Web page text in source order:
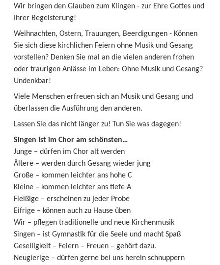
Wir bringen den Glauben zum Klingen - zur Ehre Gottes und
Ihrer Begeisterung!
Weihnachten, Ostern, Trauungen, Beerdigungen - Können
Sie sich diese kirchlichen Feiern ohne Musik und Gesang
vorstellen? Denken Sie mal an die vielen anderen frohen
oder traurigen Anlässe im Leben: Ohne Musik und Gesang?
Undenkbar!
Viele Menschen erfreuen sich an Musik und Gesang und
überlassen die Ausführung den anderen.
Lassen Sie das nicht länger zu! Tun Sie was dagegen!
Singen ist im Chor am schönsten…
Junge – dürfen im Chor alt werden
Ältere – werden durch Gesang wieder jung
Große – kommen leichter ans hohe C
Kleine – kommen leichter ans tiefe A
Fleißige – erscheinen zu jeder Probe
Eifrige – können auch zu Hause üben
Wir – pflegen traditionelle und neue Kirchenmusik
Singen – ist Gymnastik für die Seele und macht Spaß
Geselligkeit – Feiern – Freuen – gehört dazu.
Neugierige – dürfen gerne bei uns herein schnuppern